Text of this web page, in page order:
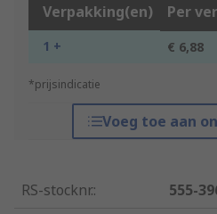
Verpakking(en) Per
1 + € 6,88
*prijsindicatie
Voeg toe aan
RS-stocknr.:
555-